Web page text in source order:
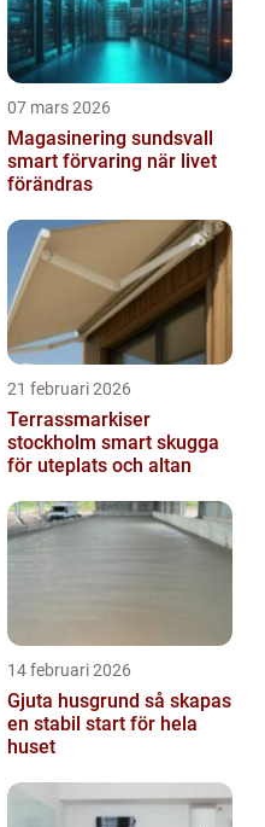
07 mars 2026
Magasinering sundsvall
smart förvaring när livet
förändras
21 februari 2026
Terrassmarkiser
stockholm smart skugga
för uteplats och altan
14 februari 2026
Gjuta husgrund så skapas
en stabil start för hela
huset